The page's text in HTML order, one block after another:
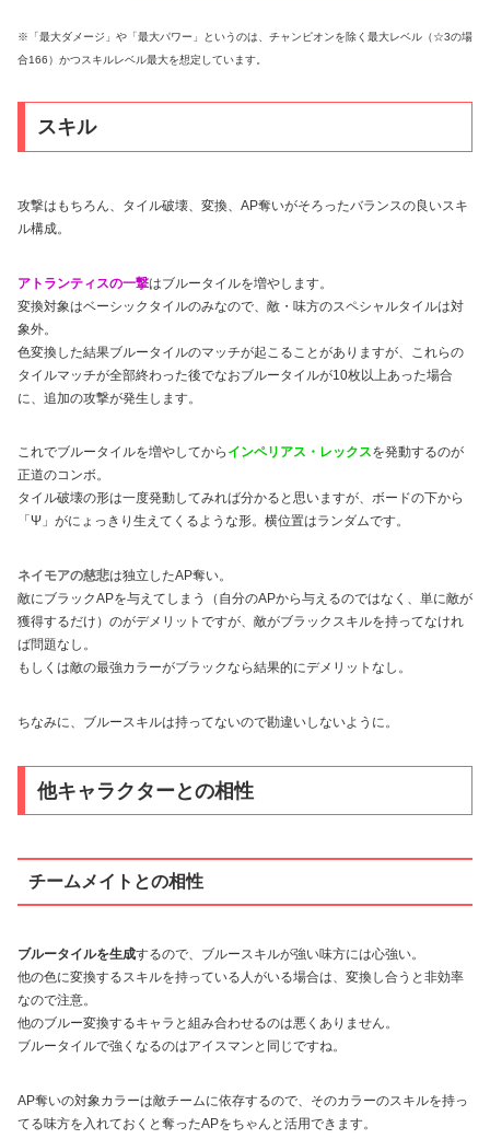
※「最大ダメージ」や「最大パワー」というのは、チャンピオンを除く最大レベル（☆3の場
合166）かつスキルレベル最大を想定しています。
スキル
攻撃はもちろん、タイル破壊、変換、AP奪いがそろったバランスの良いスキ
ル構成。
アトランティスの一撃はブルータイルを増やします。
変換対象はベーシックタイルのみなので、敵・味方のスペシャルタイルは対
象外。
色変換した結果ブルータイルのマッチが起こることがありますが、これらの
タイルマッチが全部終わった後でなおブルータイルが10枚以上あった場合
に、追加の攻撃が発生します。
これでブルータイルを増やしてから インペリアス・レックスを発動するのが
正道のコンボ。
タイル破壊の形は一度発動してみれば分かると思いますが、ボードの下から
「Ψ」がにょっきり生えてくるような形。横位置はランダムです。
ネイモアの慈悲は独立したAP奪い。
敵にブラックAPを与えてしまう（自分のAPから与えるのではなく、単に敵が
獲得するだけ）のがデメリットですが、敵がブラックスキルを持ってなけれ
ば問題なし。
もしくは敵の最強カラーがブラックなら結果的にデメリットなし。
ちなみに、ブルースキルは持ってないので勘違いしないように。
他キャラクターとの相性
チームメイトとの相性
ブルータイルを生成するので、ブルースキルが強い味方には心強い。
他の色に変換するスキルを持っている人がいる場合は、変換し合うと非効率
なので注意。
他のブルー変換するキャラと組み合わせるのは悪くありません。
ブルータイルで強くなるのはアイスマンと同じですね。
AP奪いの対象カラーは敵チームに依存するので、そのカラーのスキルを持っ
てる味方を入れておくと奪ったAPをちゃんと活用できます。